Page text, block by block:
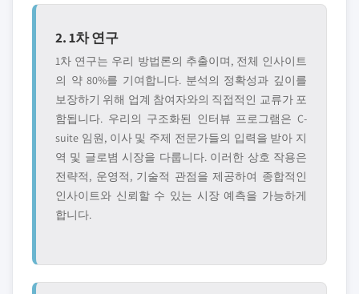
2. 1차 연구
1차 연구는 우리 방법론의 추출이며, 전체 인사이트
의 약 80%를 기여합니다. 분석의 정확성과 깊이를
보장하기 위해 업계 참여자와의 직접적인 교류가 포
함됩니다. 우리의 구조화된 인터뷰 프로그램은 C-
suite 임원, 이사 및 주제 전문가들의 입력을 받아 지
역 및 글로볌 시장을 다룹니다. 이러한 상호 작용은
전략적, 운영적, 기술적 관점을 제공하여 종합적인
인사이트와 신뢰할 수 있는 시장 예측을 가능하게
합니다.